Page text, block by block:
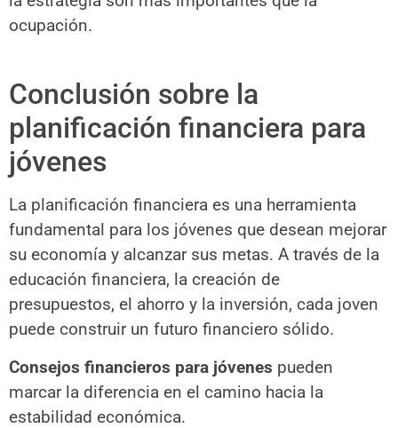
ocupación.
Conclusión sobre la
planificación financiera para
jóvenes
La planificación financiera es una herramienta
fundamental para los jóvenes que desean mejorar
su economía y alcanzar sus metas. A través de la
educación financiera, la creación de
presupuestos, el ahorro y la inversión, cada joven
puede construir un futuro financiero sólido.
Consejos financieros para jóvenes pueden
marcar la diferencia en el camino hacia la
estabilidad económica.